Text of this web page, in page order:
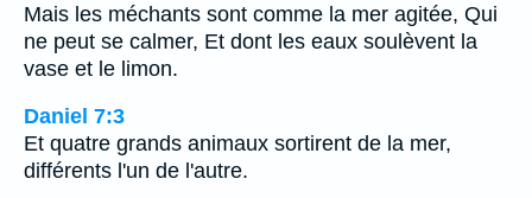
Mais les méchants sont comme la mer agitée, Qui
ne peut se calmer, Et dont les eaux soulèvent la
vase et le limon.
Daniel 7:3
Et quatre grands animaux sortirent de la mer,
différents l'un de l'autre.